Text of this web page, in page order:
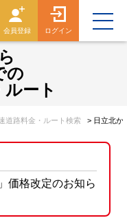
会員登録 ログイン
の
ルート
道路料金・ルート検索 > 日立北か
価格改定のお知ら